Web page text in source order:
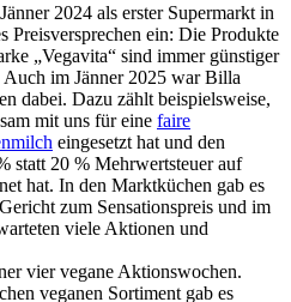
2024 als erster Supermarkt in
Preisversprechen ein: Die Produkte
„Vegavita“ sind immer günstiger
Auch im Jänner 2025 war Billa
dabei. Dazu zählt beispielsweise,
mit uns für eine faire
eingesetzt hat und den
statt 20 % Mehrwertsteuer auf
hat. In den Marktküchen gab es
zum Sensationspreis und im
viele Aktionen und
vier vegane Aktionswochen.
veganen Sortiment gab es